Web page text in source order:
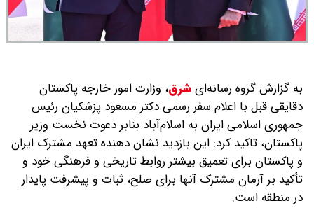
به گزارش گروه رسانه‌ایشرق، وزارت امور خارجه پاکستان
دقایقی قبل با اعلام سفر رسمی دکتر مسعود پزشکیان رئیس
جمهوری اسلامی ایران به اسلام‌آباد بنابر دعوت نخست وزیر
پاکستان، تاکید کرد: این بازدید نشان دهنده تعهد مشترک ایران
و پاکستان برای تعمیق بیشتر روابط تاریخی و فرهنگی خود و
تأکید بر آرمان مشترک آنها برای صلح، ثبات و پیشرفت پایدار
در منطقه است.